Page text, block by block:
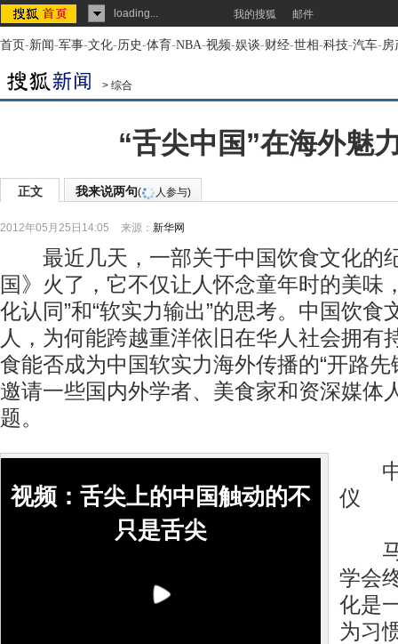
loading... 我的搜狐 邮件
首页-新闻-军事-文化-历史-体育-NBA-视频-娱谈-财经-世相-科技-汽车-房
> 综合
“舌尖中国”在海外魅
正文 我来说两句( 人参与)
2012年05月25日14:05 来源： 新华网
最近几天，一部关于中国饮食文化的
国》火了，它不仅让人怀念童年时的美味
化认同”和“软实力输出”的思考。中国饮食
人，为何能跨越重洋依旧在华人社会拥有
食能否成为中国软实力海外传播的“开路先
邀请一些国内外学者、美食家和资深媒
题。
视频：舌尖上的中国触动的不
只是舌尖
中
仪
马
学会
化是
为习